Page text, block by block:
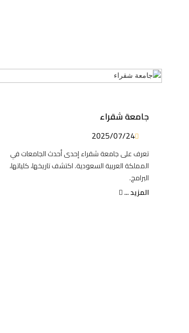
جامعة شقراء
2025/07/24
تعرف على جامعة شقراء إحدى أحدث الجامعات في
المملكة العربية السعودية. اكتشف تاريخها، كلياتها،
البرامج.
المزيد ...